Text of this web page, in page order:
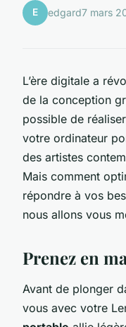
E edgard7 mars
L’ère digitale a
de la conception
possible de
votre ordinateur
des artistes
Mais comment
répondre à vos
nous allons vous
Prenez en
Avant de plonger
vous avec votre